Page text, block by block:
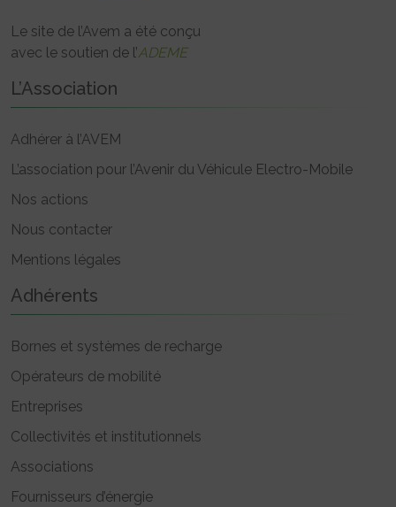
Le site de l’Avem a été conçu
avec le soutien de l’ADEME
L’Association
Adhérer à l’AVEM
L’association pour l’Avenir du Véhicule Electro-Mobile
Nos actions
Nous contacter
Mentions légales
Adhérents
Bornes et systèmes de recharge
Opérateurs de mobilité
Entreprises
Collectivités et institutionnels
Associations
Fournisseurs d’énergie